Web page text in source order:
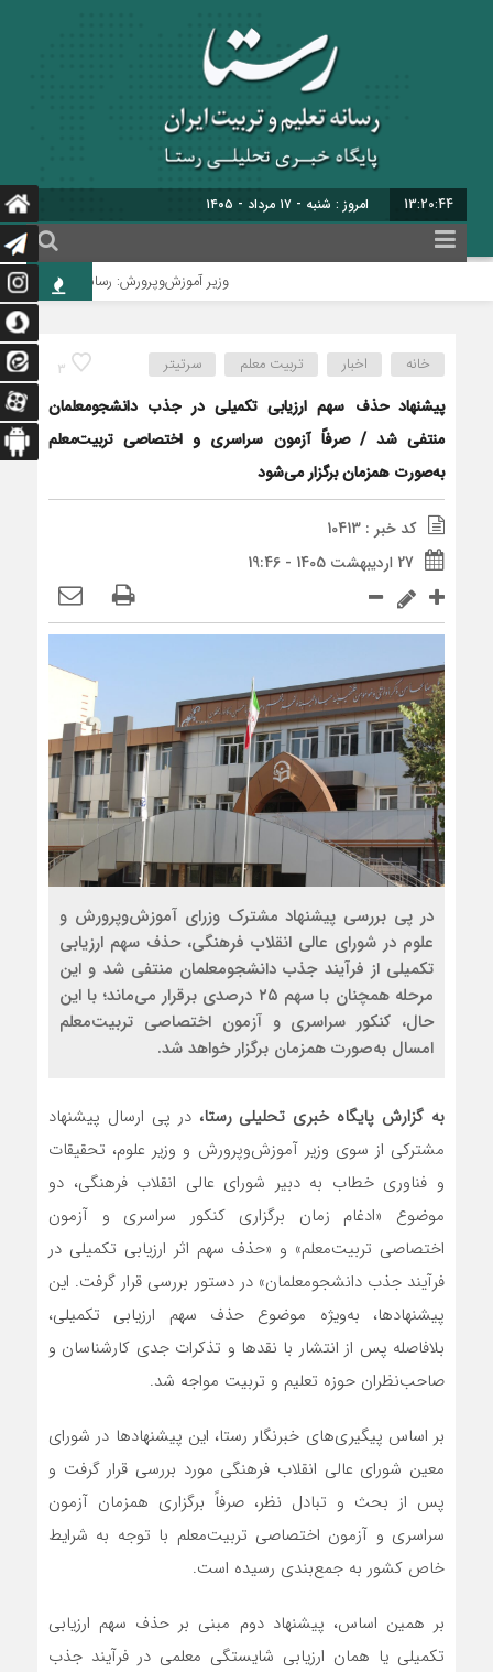
13:20:45 امروز : شنبه - ۱۷ مرداد - ۱۴۰۵
وزیر آموزش‌وپرورش: رسانه در خط مقدم
3 خانه اخبار تربیت معلم سرتیتر
پیشنهاد حذف سهم ارزیابی تکمیلی در جذب دانشجومعلمان
منتفی شد / صرفاً آزمون سراسری و اختصاصی تربیت‌معلم
به‌صورت همزمان برگزار می‌شود
کد خبر : 10413
27 اردیبهشت 1405 - 19:46
در پی بررسی پیشنهاد مشترک وزرای آموزش‌وپرورش و
علوم در شورای عالی انقلاب فرهنگی، حذف سهم ارزیابی
تکمیلی از فرآیند جذب دانشجومعلمان منتفی شد و این
مرحله همچنان با سهم ۲۵ درصدی برقرار می‌ماند؛ با این
حال، کنکور سراسری و آزمون اختصاصی تربیت‌معلم
امسال به‌صورت همزمان برگزار خواهد شد.
به گزارش پایگاه خبری تحلیلی رستا، در پی ارسال پیشنهاد
مشترکی از سوی وزیر آموزش‌وپرورش و وزیر علوم، تحقیقات
و فناوری خطاب به دبیر شورای عالی انقلاب فرهنگی، دو
موضوع «ادغام زمان برگزاری کنکور سراسری و آزمون
اختصاصی تربیت‌معلم» و «حذف سهم اثر ارزیابی تکمیلی در
فرآیند جذب دانشجومعلمان» در دستور بررسی قرار گرفت. این
پیشنهادها، به‌ویژه موضوع حذف سهم ارزیابی تکمیلی،
بلافاصله پس از انتشار با نقدها و تذکرات جدی کارشناسان و
صاحب‌نظران حوزه تعلیم و تربیت مواجه شد.
بر اساس پیگیری‌های خبرنگار رستا، این پیشنهادها در شورای
معین شورای عالی انقلاب فرهنگی مورد بررسی قرار گرفت و
پس از بحث و تبادل نظر، صرفاً برگزاری همزمان آزمون
سراسری و آزمون اختصاصی تربیت‌معلم با توجه به شرایط
خاص کشور به جمع‌بندی رسیده است.
بر همین اساس، پیشنهاد دوم مبنی بر حذف سهم ارزیابی
تکمیلی یا همان ارزیابی شایستگی معلمی در فرآیند جذب